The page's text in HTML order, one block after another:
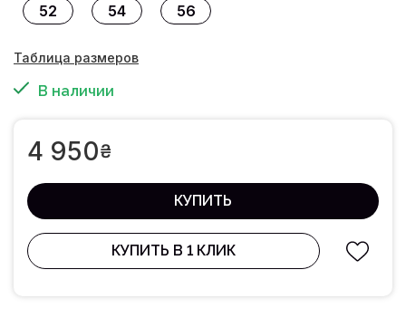
52
54 56
Таблица размеров
В наличии
4 950₴
КУПИТЬ
КУПИТЬ В 1 КЛИК